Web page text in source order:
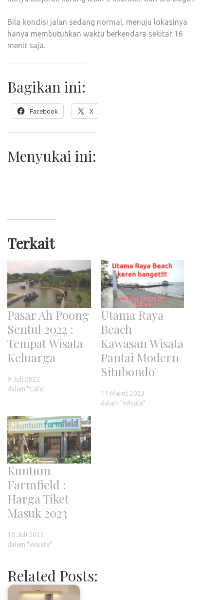
Bila kondisi jalan sedang normal, menuju lokasinya
hanya membutuhkan waktu berkendara sekitar 16
menit saja.
Bagikan ini:
Facebook X
Menyukai ini:
Terkait
Pasar Ah Poong
Sentul 2022 :
Tempat Wisata
Keluarga
9 Juli 2022
dalam "Cafe"
Utama Raya
Beach |
Kawasan Wisata
Pantai Modern
Situbondo
11 Maret 2023
dalam "Wisata"
Kuntum
Farmfield :
Harga Tiket
Masuk 2023
18 Juli 2022
dalam "Wisata"
Related Posts: